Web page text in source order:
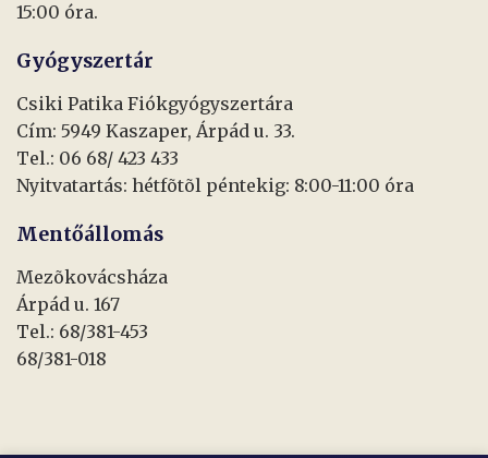
15:00 óra.
Gyógyszertár
Csiki Patika Fiókgyógyszertára
Cím: 5949 Kaszaper, Árpád u. 33.
Tel.: 06 68/ 423 433
Nyitvatartás: hétfõtõl péntekig: 8:00-11:00 óra
Mentőállomás
Mezõkovácsháza
Árpád u. 167
Tel.: 68/381-453
68/381-018